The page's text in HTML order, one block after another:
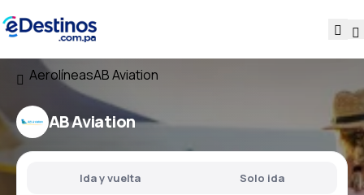
AerolíneasAB Aviation
AB Aviation
Ida y vuelta Solo ida